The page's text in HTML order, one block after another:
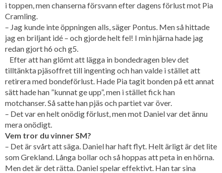
i toppen, men chanserna försvann efter dagens förlust mot Pia
Cramling.
– Jag kunde inte öppningen alls, säger Pontus. Men så hittade
jag en briljant idé – och gjorde helt fel! I min hjärna hade jag
redan gjort h6 och g5.
Efter att han glömt att lägga in bondedragen blev det
tilltänkta pjäsoffret till ingenting och han valde i stället att
retirera med bondeförlust. Hade Pia tagit bonden på ett annat
sätt hade han ”kunnat ge upp”, men i stället fick han
motchanser. Så satte han pjäs och partiet var över.
– Det var en helt onödig förlust, men mot Daniel var det ännu
mera onödigt.
Vem tror du vinner SM?
– Det är svårt att säga. Daniel har haft flyt. Helt ärligt är det lite
som Grekland. Långa bollar och så hoppas att peta in en hörna.
Men det är det rätta. Daniel spelar effektivt. Han tar sina